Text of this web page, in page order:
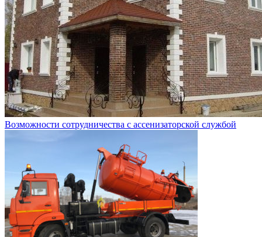
Возможности сотрудничества с ассенизаторской службой